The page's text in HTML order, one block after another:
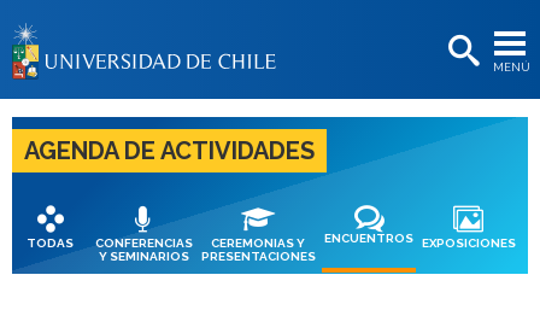
MENÚ
BIBLIOTECAS
LA UNIVERSIDAD
Postulantes
Estudiantes
Académicas/os
AGENDA DE ACTIVIDADES
TODAS
CONFERENCIAS
Y SEMINARIOS
CEREMONIAS Y
PRESENTACIONES
ENCUENTROS EXPOSICIONES